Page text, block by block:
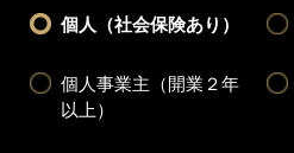
個人（社会保険あり）
個人事業主（開業２年
以上）